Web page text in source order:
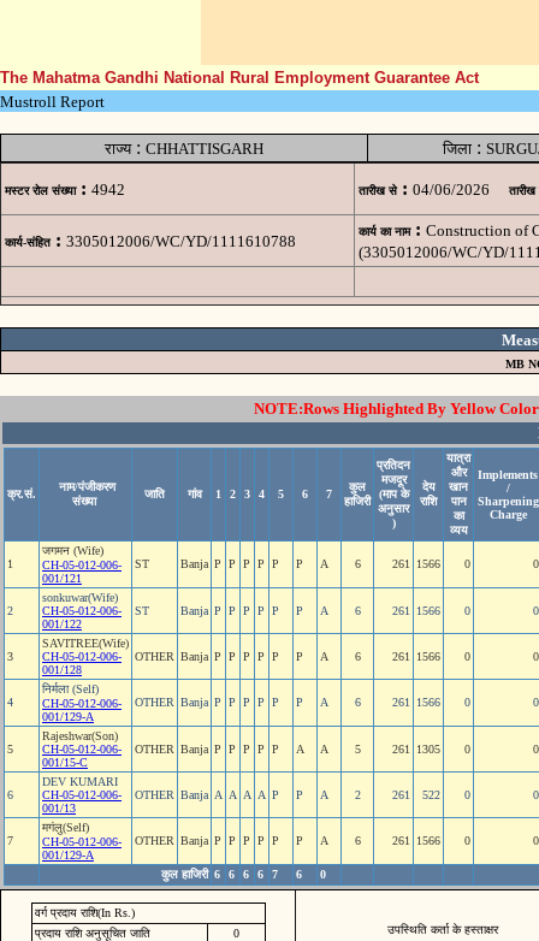
The Mahatma Gandhi National Rural Employment Guarantee Act
Mustroll Report
राज्य: CHHATTISGARH जिला :
मस्टर रोल संख्या : 4942 तारीख से : 04/06/2026 तारीख
कार्य-संहित : 3305012006/WC/YD/1111610788
कार्य का नाम : Construction of
(3305012006/WC/YD/
MB
NOTE:Rows Highlighted By Yellow
क्र.सं.
नाम/पंजीकरण
संख्या
जाति गांव 1 2 3 4 5 6 7
कुल
हाजिरी
प्रतिदन
मजदूर
(माप के
अनुसार
)
देय
राशि
यात्रा
और
खान
पान
का
व्यय
Implements
/
Sharpening
Charge
1
जगमन (Wife)
CH-05-012-006-
001/121
ST Banja P P P P P P A 6 261 1566 0 0
2
sonkuwar(Wife)
CH-05-012-006-
001/122
ST Banja P P P P P P A 6 261 1566 0 0
3
SAVITREE(Wife)
CH-05-012-006-
001/128
OTHER Banja P P P P P P A 6 261 1566 0 0
4
निर्मला (Self)
CH-05-012-006-
001/129-A
OTHER Banja P P P P P P A 6 261 1566 0 0
5
Rajeshwar(Son)
CH-05-012-006-
001/15-C
OTHER Banja P P P P P A A 5 261 1305 0 0
6
DEV KUMARI
CH-05-012-006-
001/13
OTHER Banja A A A A P P A 2 261 522 0 0
7
मगंलु(Self)
CH-05-012-006-
001/129-A
OTHER Banja P P P P P P A 6 261 1566 0 0
कुल हाजिरी 6 6 6 6 7 6 0
वर्ग प्रदाय राशि(In Rs.)
प्रदाय राशि अनुसूचित जाति
0
उपस्थिति कर्ता के हस्ताक्षर